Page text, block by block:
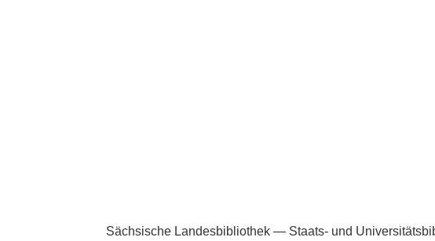
Sächsische Landesbibliothek — Staats- und